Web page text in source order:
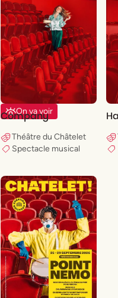
On va voir
Company
Théâtre du Châtelet
Spectacle musical